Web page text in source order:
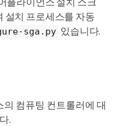
설치 프로세스를 자동
sga.py 있습니다.
컴퓨팅 컨트롤러에 대
.